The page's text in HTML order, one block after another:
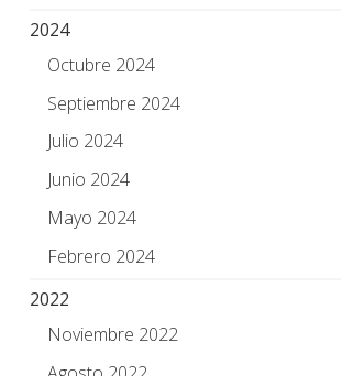
2024
Octubre 2024
Septiembre 2024
Julio 2024
Junio 2024
Mayo 2024
Febrero 2024
2022
Noviembre 2022